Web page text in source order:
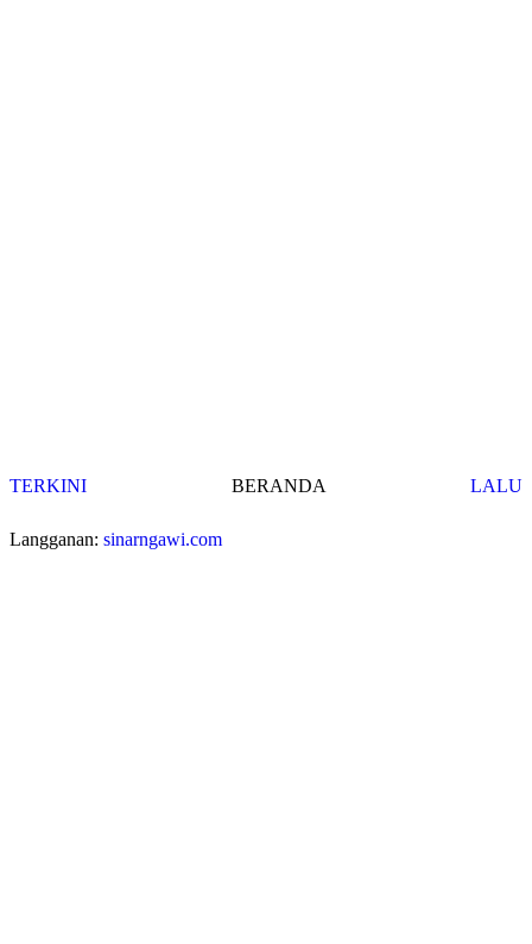
TERKINI LALU
BERANDA
Langganan: sinarngawi.com